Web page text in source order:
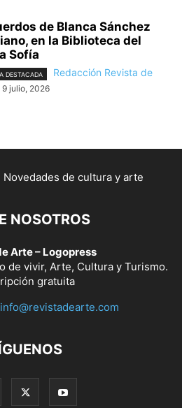
de Blanca Sánchez
en la Biblioteca del
Sofía
DESTACADA
Redacción Revista de
9 julio, 2026
NOSOTROS
Arte – Logopress
de vivir, Arte, Cultura y Turismo.
gratuita
info@revistadearte.com